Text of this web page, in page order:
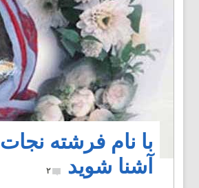
با نام فرشته نجات
آشنا شوید
۲